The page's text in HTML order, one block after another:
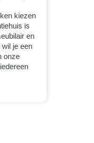
kiezen
is
en
je een
onze